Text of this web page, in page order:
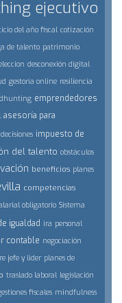
ejecutivo
del año fiscal cotización
de talento patrimonio
desconexión digital
gestoría online resiliencia
emprendedores
asesoría para
impuesto de
del talento obstáculos
beneficios planes
competencias
obligatorio Sistema
igualdad ira personal
contable negociación
jefe y lider planes de
traslado laboral legislación
fiscales mindfulness